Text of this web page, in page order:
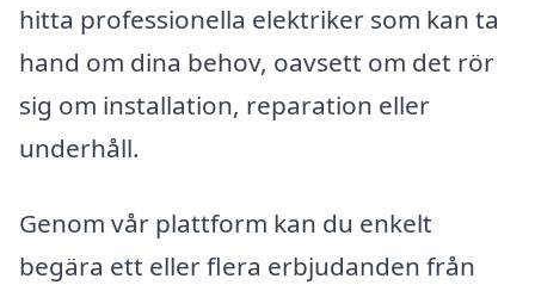
hitta professionella elektriker som kan ta
hand om dina behov, oavsett om det rör
sig om installation, reparation eller
underhåll.
Genom vår plattform kan du enkelt
begära ett eller flera erbjudanden från